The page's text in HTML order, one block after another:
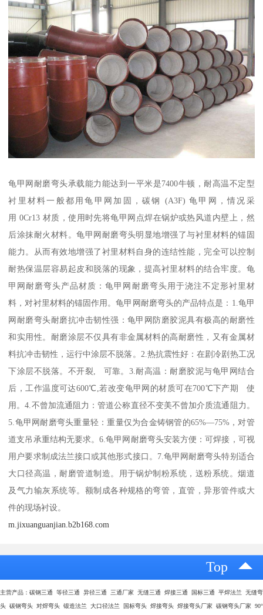
龟甲网耐磨弯头承载能力能达到一平米是7400牛顿，耐高温不定型
衬里材料一般都用龟甲网加固，碳钢 (A3F) 龟甲网，情况采
用 0Cr13 材质，使用时先将龟甲网点焊在锅炉或热风道内壁上，然
后涂抹耐火材料。龟甲网耐磨弯头明显地增强了与衬里材料的锚固
能力。从而有效地增强了衬里材料自身的连结性能，完全可以控制
耐热保温层容易起皮和脱落的现象，提高衬里材料的结合牢度。龟
甲网耐磨弯头产品材质：龟甲网耐磨弯头用于浇注不定形衬里材
料，对衬里材料的锚固作用。龟甲网耐磨弯头的产品特点是：1.龟甲
网耐磨弯头耐磨抗冲击韧性强：龟甲网防磨胶泥具有极高的耐磨性
和实用性。耐磨涂层不仅具有非金属材料的高耐磨性，又有金属材
料抗冲击韧性，运行中涂层不脱落。2.热抗震性好：在剧冷剧热工况
下涂层不脱落。不开裂, 可靠。3.耐高温：耐磨胶泥与龟甲网结合
后，工作温度可达600℃,若改变龟甲网的材质可在700℃下产期 使
用。4.不曾加流通阻力：管道公称直径不变美不曾加介质流通阻力。
5.龟甲网耐磨弯头重量轻：重量仅为合金铸钢管的65%—75%，对管
道支吊承重结构无要求。6.龟甲网耐磨弯头安装方便：可焊接，可视
用户要求制成法兰接口或其他形式接口。7.龟甲网耐磨弯头特别适合
大口径高温，耐磨管道制造。用于锅炉制粉系统，送粉系统。烟道
及气力输灰系统等。额制成各种规格的弯管，直管，异形管件或大
件的现场衬设。
m.jixuanguanjian.b2b168.com
Top
主营产品：碳钢三通 等径三通 异径三通 三通厂家 无缝三通 焊接三通 国标三通 平焊法兰 无缝弯
头 碳钢弯头 对焊弯头 锻造法兰 大口径法兰 国标弯头 焊接弯头 焊接弯头厂家 碳钢弯头厂家 90°